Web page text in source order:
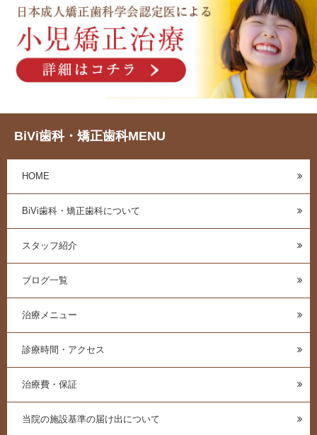
BiVi歯科・矯正歯科MENU
HOME
BiVi歯科・矯正歯科について
スタッフ紹介
ブログ一覧
治療メニュー
診療時間・アクセス
治療費・保証
当院の施設基準の届け出について